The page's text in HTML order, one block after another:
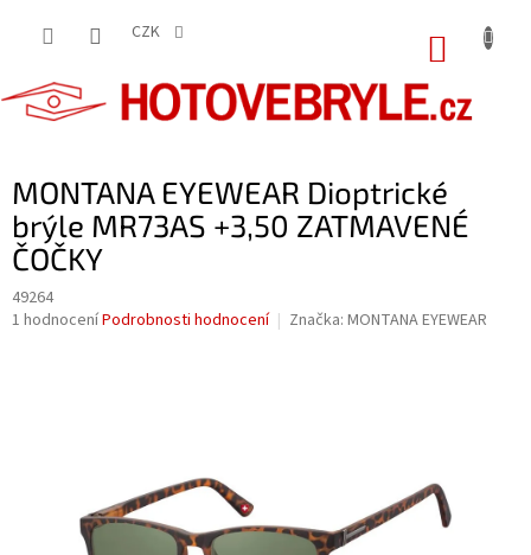
CZK
MONTANA EYEWEAR Dioptrické
brýle MR73AS +3,50 ZATMAVENÉ
ČOČKY
49264
Průměrné
1 hodnoceníPodrobnosti hodnocení Značka: MONTANA EYEWEAR